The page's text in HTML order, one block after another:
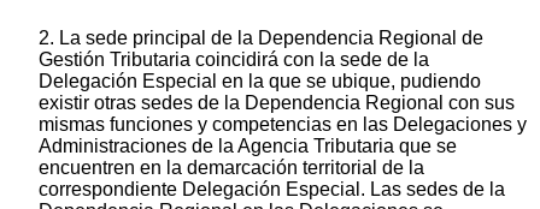
2. La sede principal de la Dependencia Regional de
Gestión Tributaria coincidirá con la sede de la
Delegación Especial en la que se ubique, pudiendo
existir otras sedes de la Dependencia Regional con sus
mismas funciones y competencias en las Delegaciones y
Administraciones de la Agencia Tributaria que se
encuentren en la demarcación territorial de la
correspondiente Delegación Especial. Las sedes de la